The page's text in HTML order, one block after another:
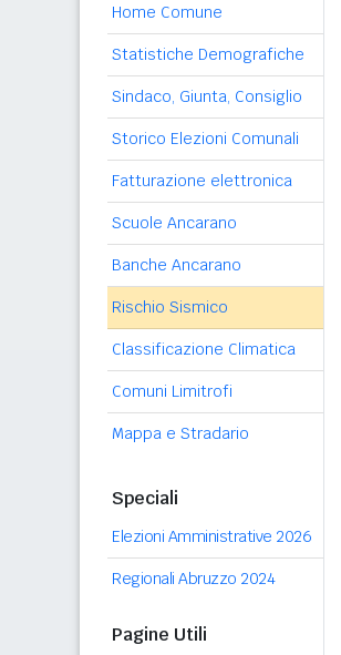
Home Comune
Statistiche Demografiche
Sindaco, Giunta, Consiglio
Storico Elezioni Comunali
Fatturazione elettronica
Scuole Ancarano
Banche Ancarano
Rischio Sismico
Classificazione Climatica
Comuni Limitrofi
Mappa e Stradario
Speciali
Elezioni Amministrative 2026
Regionali Abruzzo 2024
Pagine Utili